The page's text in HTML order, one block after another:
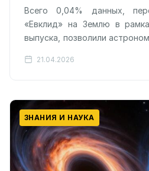
Всего 0,04% данных,
«Евклид» на Землю в
выпуска, позволили
кажется огромным, если…
21.04.2026
ЗНАНИЯ И НАУКА